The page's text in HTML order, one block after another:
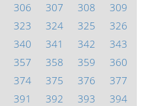
306 307 308
309
323 324 325
326
340 341 342
343
357 358 359
360
374 375 376
377
391 392 393
394